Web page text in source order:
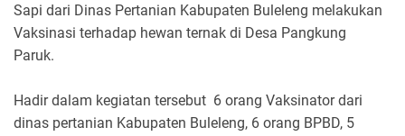
Sapi dari Dinas Pertanian Kabupaten Buleleng melakukan
Vaksinasi terhadap hewan ternak di Desa Pangkung
Paruk.
Hadir dalam kegiatan tersebut 6 orang Vaksinator dari
dinas pertanian Kabupaten Buleleng, 6 orang BPBD, 5